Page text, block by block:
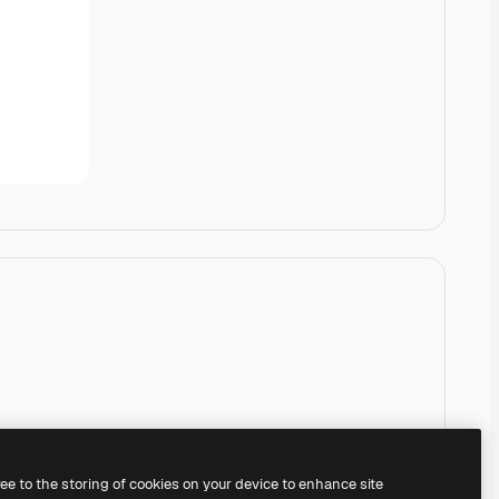
to the storing of cookies on your device to enhance site